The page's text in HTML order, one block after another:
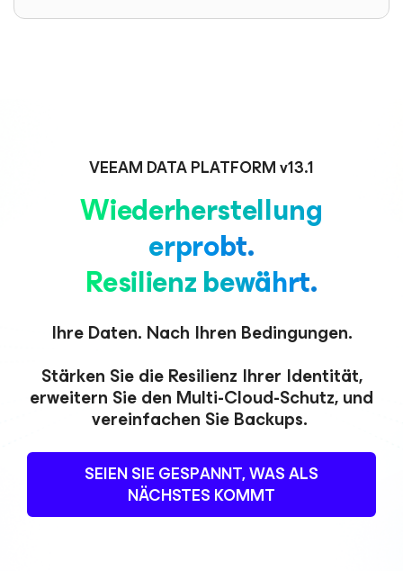
VEEAM DATA PLATFORM v13.1
Wiederherstellung
erprobt.
Resilienz bewährt.
Ihre Daten. Nach Ihren Bedingungen.
Stärken Sie die Resilienz Ihrer Identität,
erweitern Sie den Multi-Cloud-Schutz,und
vereinfachen Sie Backups.
SEIEN SIE GESPANNT, WAS ALS
NÄCHSTES KOMMT